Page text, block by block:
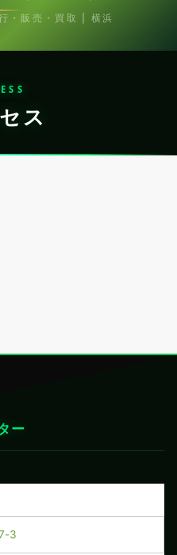
・販売・買取 | 横浜
ス
ー
3